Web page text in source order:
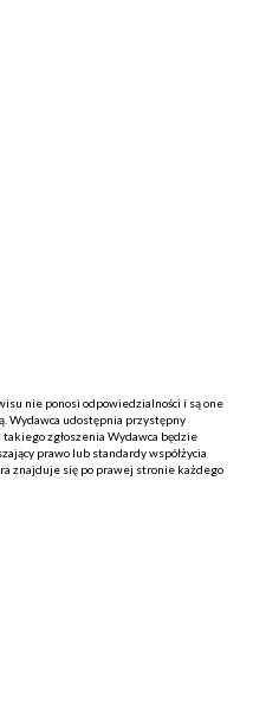
nie ponosi odpowiedzialności i są one
Wydawca udostępnia przystępny
zgłoszenia Wydawca będzie
prawo lub standardy współżycia
znajduje się po prawej stronie każdego